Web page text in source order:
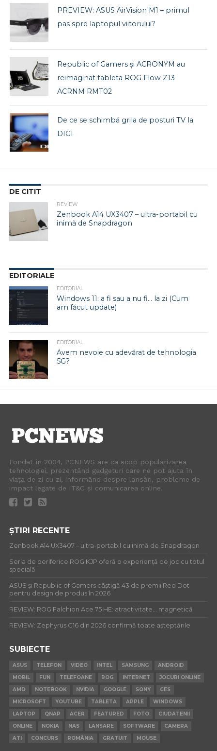
PREVIEW: ASUS AirVision M1 – primul
pas spre laptopul viitorului?
Republic of Gamers și ACRONYM au
reimaginat tableta ROG Flow Z13-
ACRNM RMT02
De ce se schimbă grila de posturi TV la
DIGI
DE CITIT
REVIEW
Zenbook A14 UX3407 – ultra-portabil cu
inimă de Snapdragon
EDITORIALE
EDITORIAL
Windows 11: a fi sau a nu fi… la zi (Cum
am făcut update)
EDITORIAL
Avem nevoie cu adevărat de tehnologia
5G?
Fondat în 2004, PCNEWS are ca scop popularizarea
tehnologiei, prezentând gadgeturi care ne pot ajuta în
viața de zi cu zi, informând despre lansări, probleme de
impact legate de IT&C și comunicarea online.
ȘTIRI RECENTE
Zenbook A14 UX3407 – ultra-portabil cu inimă de Snapdragon
Seria de periferice ROG KJP oferă o experiență de joc cu totul
specială
ASUS și Republic of Gamers câștigă 43 de premii Red Dot
pentru design de produs în 2026
REVIEW: ROG Falchion Ace 75 HE: atractivitate… magnetică
REVIEW: Zephyrus G16 din 2026 confirmă toate așteptările
SUBIECTE
ASUS TELEFON VIDEO INTEL SAMSUNG
ANDROID
MOBIL
FUN TELEFOANE ROG INTERNET
JOCURI ONLINE
AMD
NOTEBOOK NVIDIA GOOGLE SONY
CES
MICROSOFT
YOUTUBE TABLETA APPLE
WINDOWS
LAPTOP
QNAP ACER FEATURED FOTO
CIUDATENII
ONLINE
NOKIA NAS LANSARE SOFTWARE
CAMERA
ATI
CONCURS ROMÂNIA GRATUIT MOUSE